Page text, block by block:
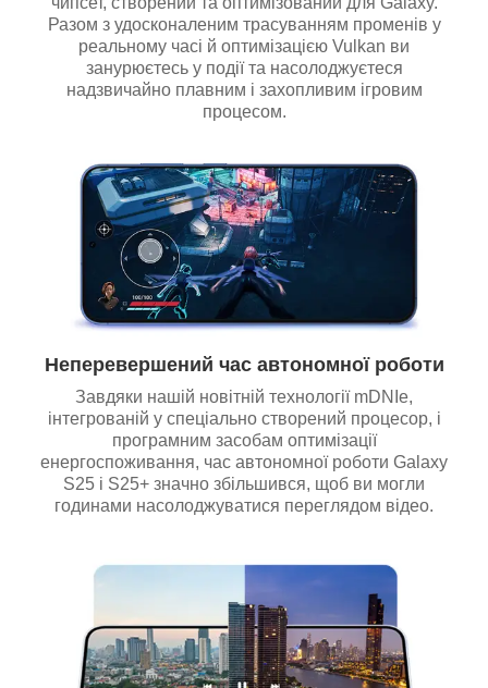
Разом з удосконаленим трасуванням променів у
реальному часі й оптимізацією Vulkan ви
занурюєтесь у події та насолоджуєтеся
надзвичайно плавним і захопливим ігровим
процесом.
Неперевершений час автономної роботи
Завдяки нашій новітній технології mDNIe,
інтегрованій у спеціально створений процесор, і
програмним засобам оптимізації
енергоспоживання, час автономної роботи Galaxy
S25 і S25+ значно збільшився, щоб ви могли
годинами насолоджуватися переглядом відео.